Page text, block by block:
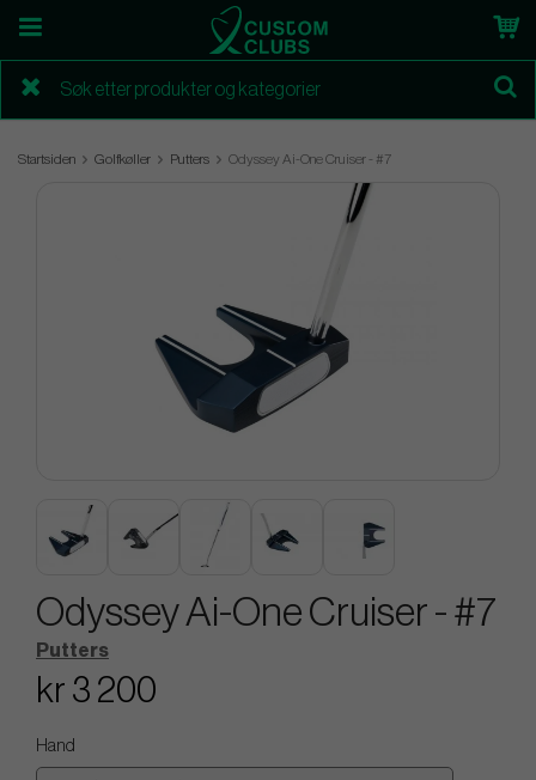
Startsiden Golfkøller Putters Odyssey Ai-One Cruiser - #7
Odyssey Ai-One Cruiser - #7
Putters
kr 3 200
Hand